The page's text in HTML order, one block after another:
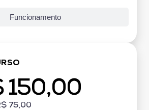
Funcionamento
150,00
75,00